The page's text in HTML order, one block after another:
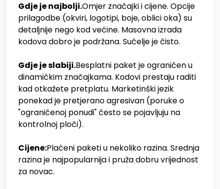
Gdje je najbolji.Omjer značajki i cijene. Opcije
prilagodbe (okviri, logotipi, boje, oblici oka) su
detaljnije nego kod većine. Masovna izrada
kodova dobro je podržana. Sučelje je čisto.
Gdje je slabiji.Besplatni paket je ograničen u
dinamičkim značajkama. Kodovi prestaju raditi
kad otkažete pretplatu. Marketinški jezik
ponekad je pretjerano agresivan (poruke o
"ograničenoj ponudi" često se pojavljuju na
kontrolnoj ploči).
Cijene:Plaćeni paketi u nekoliko razina. Srednja
razina je najpopularnija i pruža dobru vrijednost
za novac.